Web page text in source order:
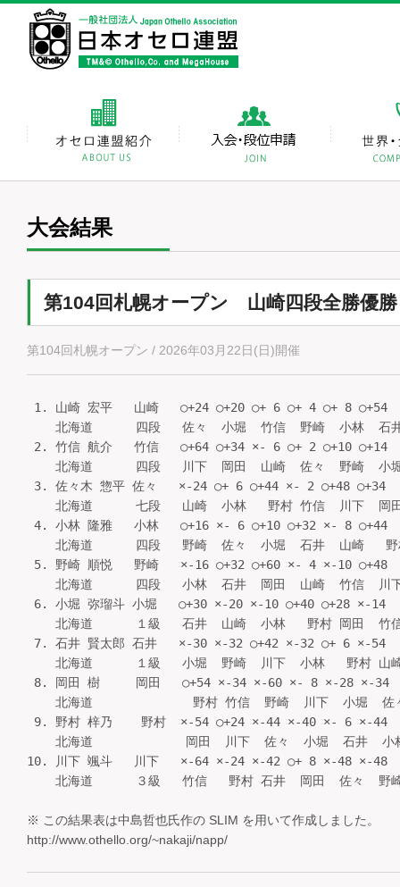
大会結果
第104回札幌オープン 山崎四段全勝優勝
第104回札幌オープン / 2026年03月22日(日)開催
1. 山崎 宏平   山崎   ○+24 ○+20 ○+ 6 ○+ 4 ○+ 8 ○+54
北海道      四段   佐々  小堀  竹信  野崎  小林
2. 竹信 航介   竹信   ○+64 ○+34 ×- 6 ○+ 2 ○+10 ○+14
北海道      四段   川下  岡田  山崎  佐々  野崎
3. 佐々木 惣平 佐々   ×-24 ○+ 6 ○+44 ×- 2 ○+48 ○+34
北海道      七段   山崎  小林   野村 竹信  川下
4. 小林 隆雅   小林   ○+16 ×- 6 ○+10 ○+32 ×- 8 ○+44
北海道      四段   野崎  佐々  小堀  石井  山崎
5. 野崎 順悦   野崎   ×-16 ○+32 ○+60 ×- 4 ×-10 ○+48
北海道      四段   小林  石井  岡田  山崎  竹信
6. 小堀 弥瑠斗 小堀   ○+30 ×-20 ×-10 ○+40 ○+28 ×-14
北海道      １級   石井  山崎  小林   野村 岡田
7. 石井 賢太郎 石井   ×-30 ×-32 ○+42 ×-32 ○+ 6 ×-54
北海道      １級   小堀  野崎  川下  小林   野村
8. 岡田 樹     岡田   ○+54 ×-34 ×-60 ×- 8 ×-28 ×-34  1
北海道              野村 竹信  野崎  川下  小堀
9. 野村 梓乃    野村  ×-54 ○+24 ×-44 ×-40 ×- 6 ×-44
北海道             岡田  川下  佐々  小堀  石井
10. 川下 颯斗   川下   ×-64 ×-24 ×-42 ○+ 8 ×-48 ×-48
北海道      ３級   竹信   野村 石井  岡田  佐々
※ この結果表は中島哲也氏作の SLIM を用いて作成しました。
http://www.othello.org/~nakaji/napp/